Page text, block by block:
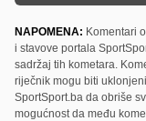
NAPOMENA: Komentari
i stavove portala
sadržaj tih kometara.
riječnik mogu biti
SportSport.ba da obriše
mogućnost da među